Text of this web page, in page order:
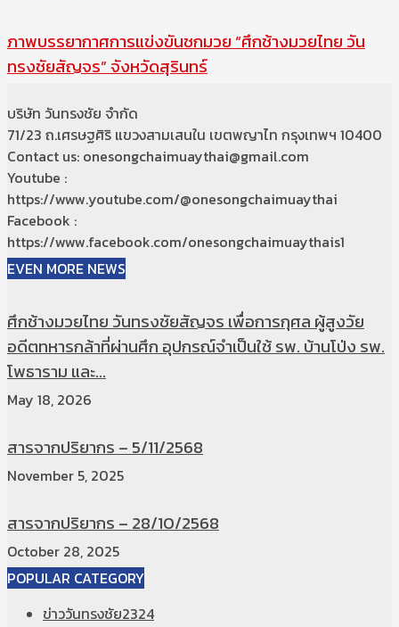
ภาพบรรยากาศการแข่งขันชกมวย “ศึกช้างมวยไทย วัน
ทรงชัยสัญจร” จังหวัดสุรินทร์
บริษัท วันทรงชัย จำกัด
71/23 ถ.เศรษฐศิริ แขวงสามเสนใน เขตพญาไท กรุงเทพฯ 10400
Contact us: onesongchaimuaythai@gmail.com
Youtube :
https://www.youtube.com/@onesongchaimuaythai
Facebook :
https://www.facebook.com/onesongchaimuaythais1
EVEN MORE NEWS
ศึกช้างมวยไทย วันทรงชัยสัญจร เพื่อการกุศล ผู้สูงวัย
อดีตทหารกล้าที่ผ่านศึก อุปกรณ์จำเป็นใช้ รพ. บ้านโป่ง รพ.
โพธาราม และ...
May 18, 2026
สารจากปริยากร – 5/11/2568
November 5, 2025
สารจากปริยากร – 28/10/2568
October 28, 2025
POPULAR CATEGORY
ข่าววันทรงชัย2324